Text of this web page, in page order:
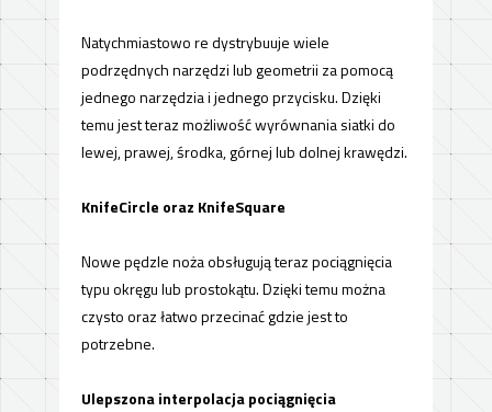
Natychmiastowo re dystrybuuje wiele
podrzędnych narzędzi lub geometrii za pomocą
jednego narzędzia i jednego przycisku. Dzięki
temu jest teraz możliwość wyrównania siatki do
lewej, prawej, środka, górnej lub dolnej krawędzi.
KnifeCircle oraz KnifeSquare
Nowe pędzle noża obsługują teraz pociągnięcia
typu okręgu lubprostokątu. Dzięki temu można
czysto oraz łatwo przecinać gdzie jest to
potrzebne.
Ulepszona interpolacja pociągnięcia